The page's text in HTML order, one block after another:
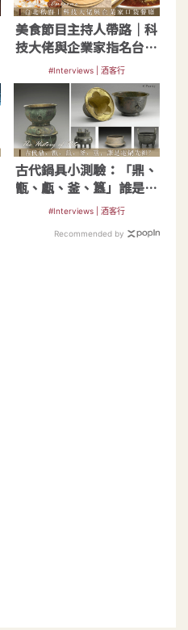
美食節目主持人帶路｜科
技大佬與企業家指名台北
私廚
#Interviews | 酒客行
古代鍋具小測驗：「鼎、
甑、甗、釜、簋」誰是電
鍋先祖？
#Interviews | 酒客行
Recommended by